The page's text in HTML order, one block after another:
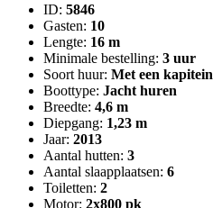
ID: 5846
Gasten: 10
Lengte: 16 m
Minimale bestelling: 3 uur
Soort huur: Met een kapitein
Boottype: Jacht huren
Breedte: 4,6 m
Diepgang: 1,23 m
Jaar: 2013
Aantal hutten: 3
Aantal slaapplaatsen: 6
Toiletten: 2
Motor: 2x800 pk